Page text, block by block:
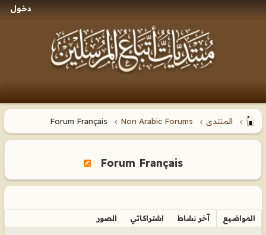
دخول
المنتدى Non Arabic Forums
Forum Français
المواضيع آخر نشاط اشتراكاتي الصور